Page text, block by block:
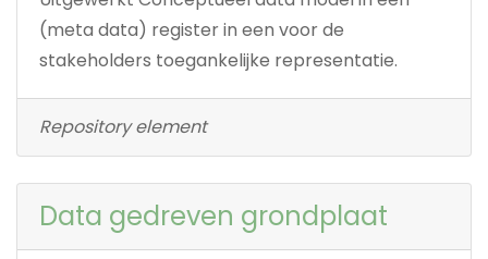
(meta data) register in een voor de
stakeholders toegankelijke representatie.
Repository element
Data gedreven grondplaat